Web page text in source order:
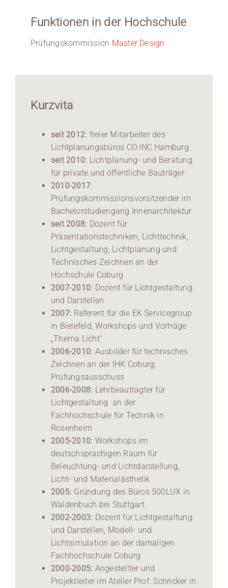
Funktionen in der Hochschule
Prüfungskommission Master Design
Kurzvita
seit 2012: freier Mitarbeiter des
Lichtplanungsbüros CO.INC Hamburg
seit 2010: Lichtplanung- und Beratung
für private und öffentliche Bauträger
2010-2017:
Prüfungskommissionsvorsitzender im
Bachelorstudiengang Innenarchitektur
seit 2008: Dozent für
Präsentationstechniken, Lichttechnik,
Lichtgestaltung, Lichtplanung und
Technisches Zeichnen an der
Hochschule Coburg
2007-2010: Dozent für Lichtgestaltung
und Darstellen
2007: Referent für die EK Servicegroup
in Bielefeld, Workshops und Vorträge
„Thema Licht“
2006-2010: Ausbilder für technisches
Zeichnen an der IHK Coburg,
Prüfungsausschuss
2006-2008: Lehrbeautragter für
Lichtgestaltung an der
Fachhochschule für Technik in
Rosenheim
2005-2010: Workshops im
deutschsprachigen Raum für
Beleuchtung- und Lichtdarstellung,
Licht- und Materialästhetik
2005: Gründung des Büros 500LUX in
Waldenbuch bei Stuttgart
2002-2003: Dozent für Lichtgestaltung
und Darstellen, Modell- und
Lichtsimulation an der damaligen
Fachhochschule Coburg
2000-2005: Angestellter und
Projektleiter im Atelier Prof. Schricker in